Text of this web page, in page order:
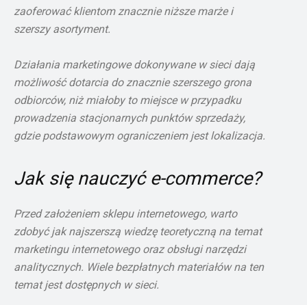
zaoferować klientom znacznie niższe marże i
szerszy asortyment.
Działania marketingowe dokonywane w sieci dają
możliwość dotarcia do znacznie szerszego grona
odbiorców, niż miałoby to miejsce w przypadku
prowadzenia stacjonarnych punktów sprzedaży,
gdzie podstawowym ograniczeniem jest lokalizacja.
Jak się nauczyć e-commerce?
Przed założeniem sklepu internetowego, warto
zdobyć jak najszerszą wiedzę teoretyczną na temat
marketingu internetowego oraz obsługi narzędzi
analitycznych. Wiele bezpłatnych materiałów na ten
temat jest dostępnych w sieci.